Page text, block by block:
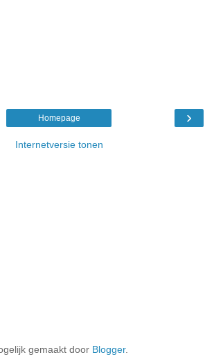
›
Homepage
Internetversie tonen
gemaakt door Blogger.